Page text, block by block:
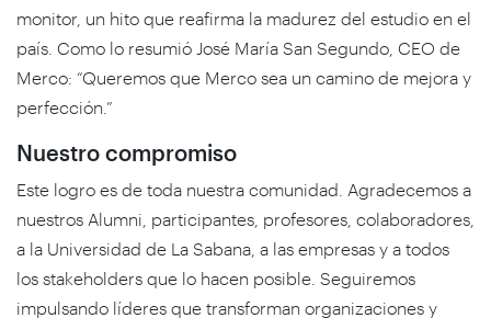
monitor, un hito que reafirma la madurez del estudio en el
país. Como lo resumió José María San Segundo, CEO de
Merco: “Queremos que Merco sea un camino de mejora y
perfección.”
Nuestro compromiso
Este logro es de toda nuestra comunidad. Agradecemos a
nuestros Alumni, participantes, profesores, colaboradores,
a la Universidad de La Sabana, a las empresas y a todos
los stakeholders que lo hacen posible. Seguiremos
impulsando líderes que transforman organizaciones y